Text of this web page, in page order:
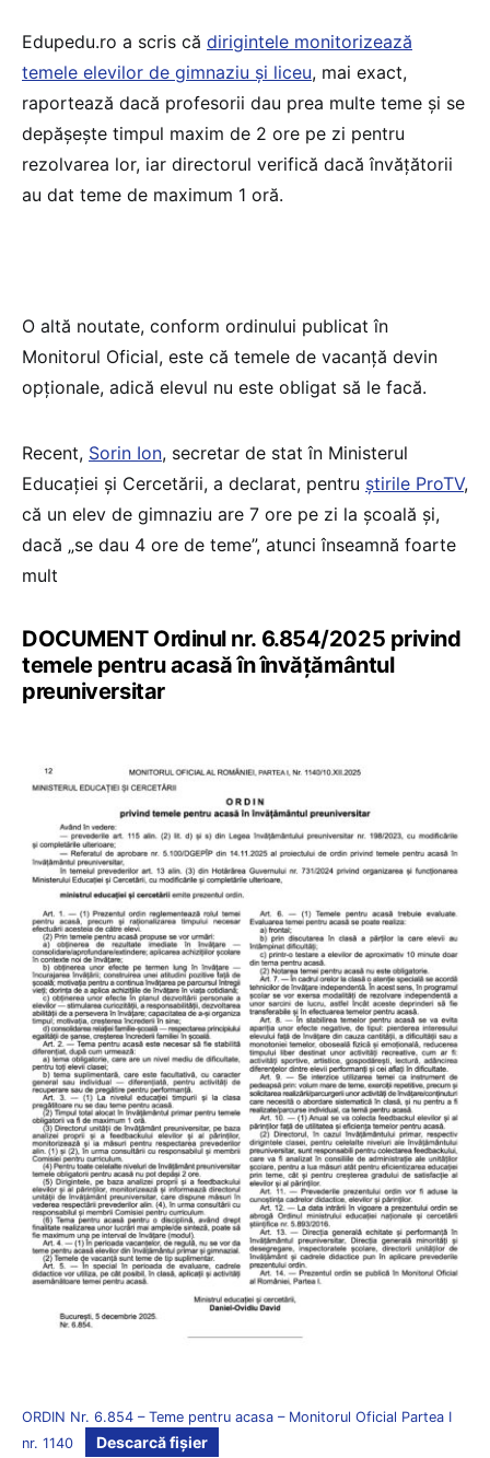
Edupedu.ro a scris că dirigintele monitorizează
temele elevilor de gimnaziu și liceu, mai exact,
raportează dacă profesorii dau prea multe teme și se
depășește timpul maxim de 2 ore pe zi pentru
rezolvarea lor, iar directorul verifică dacă învățătorii
au dat teme de maximum 1 oră.
O altă noutate, conform ordinului publicat în
Monitorul Oficial, este că temele de vacanță devin
opționale, adică elevul nu este obligat să le facă.
Recent, Sorin Ion, secretar de stat în Ministerul
Educației și Cercetării, a declarat, pentru știrile ProTV,
că un elev de gimnaziu are 7 ore pe zi la școală și,
dacă „se dau 4 ore de teme”, atunci înseamnă foarte
mult
DOCUMENT Ordinul nr. 6.854/2025 privind
temele pentru acasă în învățământul
preuniversitar
ORDIN Nr. 6.854 – Teme pentru acasa – Monitorul Oficial Partea I
nr. 1140
Descarcă fișier